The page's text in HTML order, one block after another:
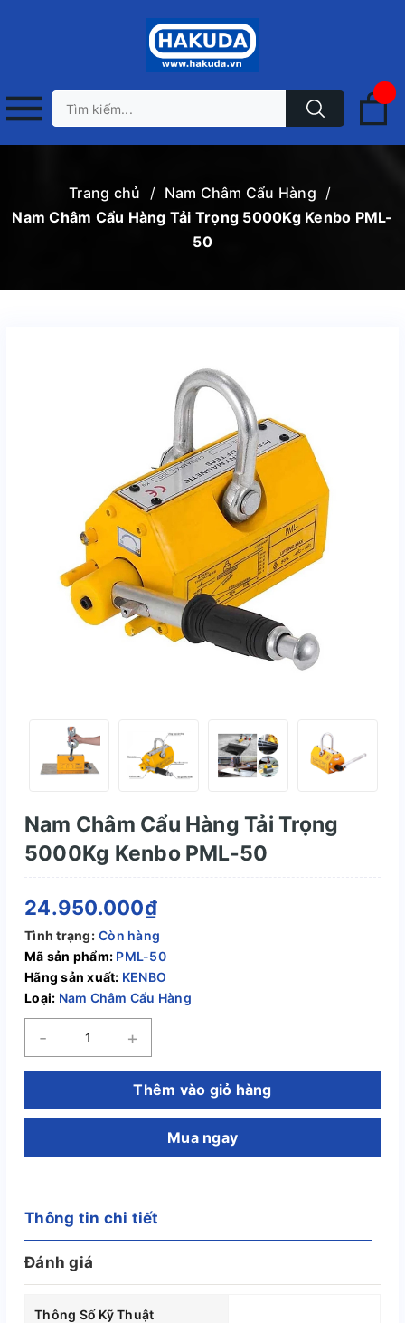
Trang chủ / Nam Châm Cẩu Hàng /
Nam Châm Cẩu Hàng Tải Trọng 5000Kg Kenbo PML-
50
Nam Châm Cẩu Hàng Tải Trọng
5000Kg Kenbo PML-50
24.950.000₫
Tình trạng: Còn hàng
Mã sản phẩm: PML-50
Hãng sản xuất: KENBO
Loại: Nam Châm Cẩu Hàng
- +
Thêm vào giỏ hàng
Mua ngay
Thông tin chi tiết
Đánh giá
Thông Số Kỹ Thuật